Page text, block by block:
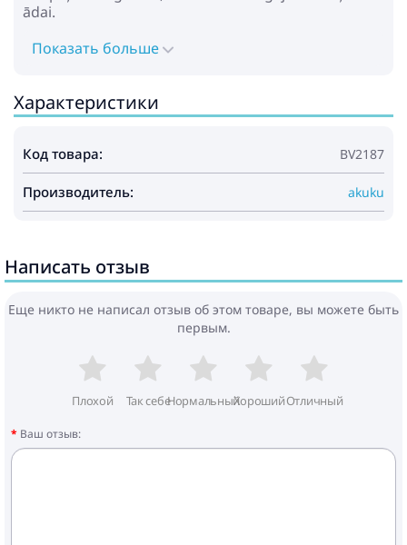
ādai.
Показать больше
Характеристики
Код товара: BV2187
Производитель: akuku
Написать отзыв
Еще никто не написал отзыв об этом товаре, вы можете быть
первым.
Плохой Так себеНормальныйХорошийОтличный
Ваш отзыв: